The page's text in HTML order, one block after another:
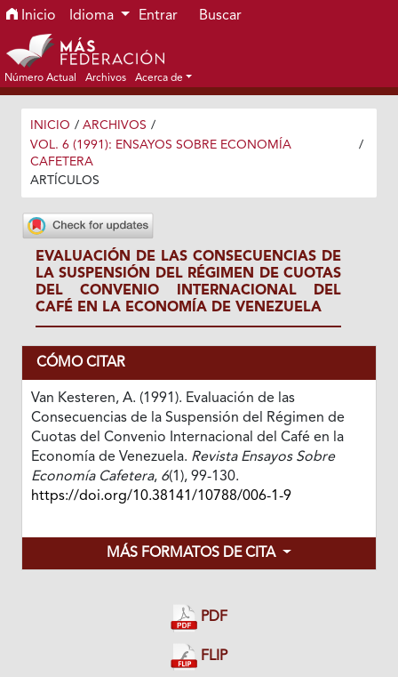
Ir al menú de navegación principal
Ir al contenido principal
Ir al pie de página del sitio
Inicio Idioma Entrar Buscar
Número Actual Archivos Acerca de
INICIO / ARCHIVOS /
VOL. 6 (1991): ENSAYOS SOBRE ECONOMÍA
CAFETERA
/
ARTÍCULOS
EVALUACIÓN DE LAS CONSECUENCIAS DE
LA SUSPENSIÓN DEL RÉGIMEN DE CUOTAS
DEL CONVENIO INTERNACIONAL DEL
CAFÉ EN LA ECONOMÍA DE VENEZUELA
CÓMO CITAR
Van Kesteren, A. (1991). Evaluación de las
Consecuencias de la Suspensión del Régimen de
Cuotas del Convenio Internacional del Café en la
Economía de Venezuela. Revista Ensayos Sobre
Economía Cafetera, 6(1), 99-130.
https://doi.org/10.38141/10788/006-1-9
MÁS FORMATOS DE CITA
PDF
FLIP